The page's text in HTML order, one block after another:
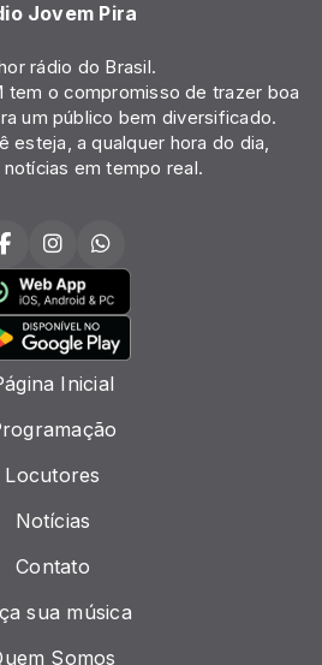
Jovem Pira
rádio do Brasil.
tem o compromisso de trazer boa
um público bem diversificado.
esteja, a qualquer hora do dia,
em tempo real.
Inicial
Locutores
Notícias
Contato
sua música
Somos